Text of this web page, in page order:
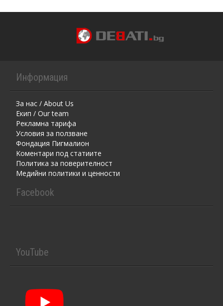
Информация
За нас / About Us
Екип / Our team
Рекламна тарифа
Условия за ползване
Фондация Пигмалион
Kоментaри под статиите
Политика за поверителност
Медийни политики и ценности
Facebook
YouTube